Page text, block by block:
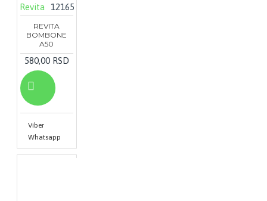
Revita 12165
REVITA
BOMBONE
A50
580,00 RSD
Viber
Whatsapp